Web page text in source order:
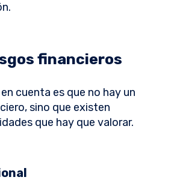
financieros
cuenta es que no hay un
sino que existen
que hay que valorar.